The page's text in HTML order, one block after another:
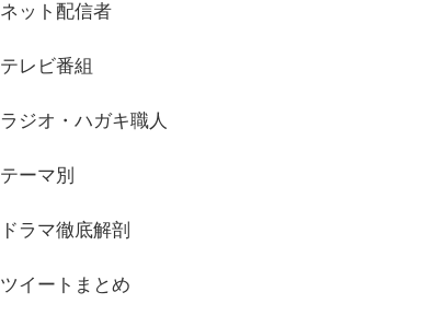
ネット配信者
テレビ番組
ラジオ・ハガキ職人
テーマ別
ドラマ徹底解剖
ツイートまとめ